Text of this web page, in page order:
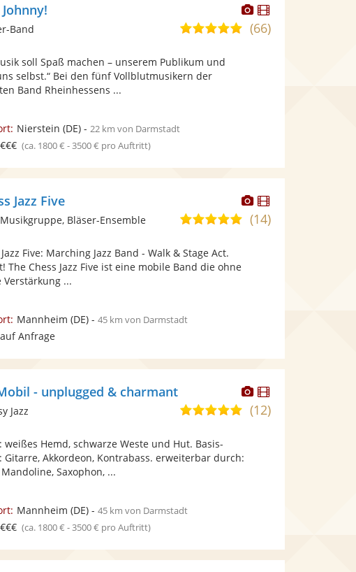
Dieser
Künstler
stellt
Dieser
Künstler
Johnny!
4,9(66)
Band
soll Spaß machen – unserem Publikum und
selbst.“ Bei den fünf Vollblutmusikern der
Band Rheinhessens ...
Nierstein (DE)- 22 km von Darmstadt
€€€ (ca. 1800 € - 3500 € pro Auftritt)
Dieser
Künstler
stellt
Dieser
Künstler
Jazz Five
5,0(14)
Bläser-Ensemble
Five: Marching Jazz Band - Walk & Stage Act.
The Chess Jazz Five ist eine mobile Band die ohne
Verstärkung ...
Mannheim (DE)- 45 km von Darmstadt
auf Anfrage
Dieser
Künstler
stellt
Dieser
Künstler
- unplugged & charmant
5,0
Sternen
(12)
Jazz
weißes Hemd, schwarze Weste und Hut. Basis-
Gitarre, Akkordeon, Kontrabass. erweiterbar durch:
Saxophon, ...
Mannheim (DE)- 45 km von Darmstadt
€€€ (ca. 1800 € - 3500 € pro Auftritt)